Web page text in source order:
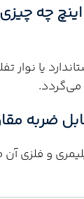
برای آب‌بندی رزوه 1
یا نوار
می‌گردد.
ضربه
و فلزی